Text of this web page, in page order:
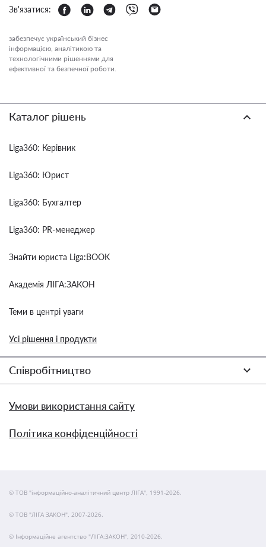
Зв'язатися:
забезпечує український бізнес
інформацією, аналітикою та
технологічними рішеннями для
ефективної та безпечної роботи.
Каталог рішень
Liga360: Керівник
Liga360: Юрист
Liga360: Бухгалтер
Liga360: PR-менеджер
Знайти юриста Liga:BOOK
Академія ЛІГА:ЗАКОН
Теми в центрі уваги
Усі рішення і продукти
Співробітництво
Умови використання сайту
Політика конфіденційності
© ТОВ "інформаційно-аналітичний центр ЛІГА", 1991-2026.
© ТОВ "ЛІГА ЗАКОН", 2007-2026.
© Інформаційне агентство "ЛІГА:ЗАКОН", 2010-2026.